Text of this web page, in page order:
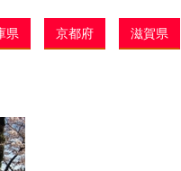
県 京都府 滋賀県